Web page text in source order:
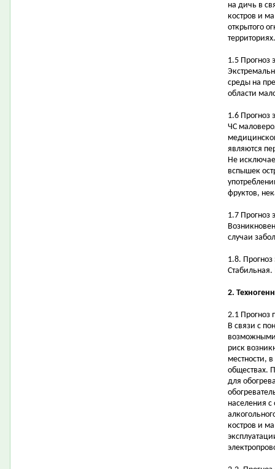
на дичь в
костров и
открытого
территориях.
1.5 Прогноз
среды на
области
1.6 Прогноз
ЧС
являются
Не
вспышек
фруктов,
1.7 Прогноз
случаи
1.8.
Стабильная.
2.
2.1 Прогноз
В связи с
возможными
риск
местности,
обществах.
для
населения с
костров и